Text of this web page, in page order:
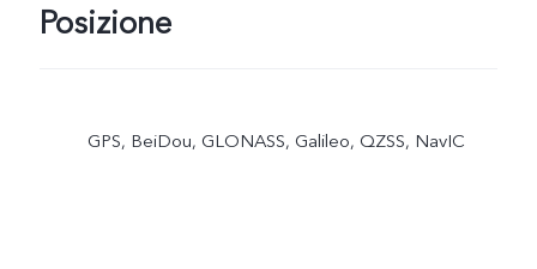
Posizione
GPS, BeiDou, GLONASS, Galileo, QZSS, NavIC